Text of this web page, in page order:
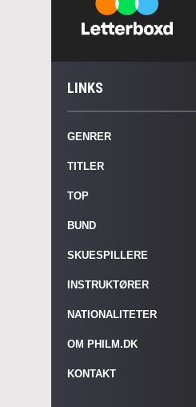
LINKS
GENRER
TITLER
TOP
BUND
SKUESPILLERE
INSTRUKTØRER
NATIONALITETER
OM PHILM.DK
KONTAKT